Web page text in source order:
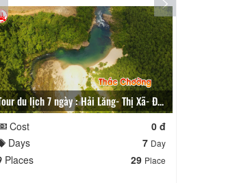
Tour du lịch 7 ngày : Hải Lăng- Thị Xã- Đông Hà - Hướng Hóa- Gio Linh
Cost
0 đ
Days
7 Day
Places 29 Place